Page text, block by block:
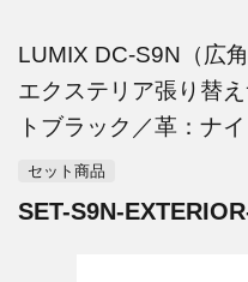
LUMIX DC-S9N（広
エクステリア張り替
トブラック／革：ナイ
セット商品
SET-S9N-